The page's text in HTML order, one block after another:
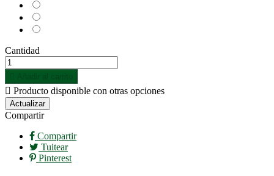
Cantidad
 Producto disponible con otras opciones
Compartir
Compartir
Tuitear
Pinterest